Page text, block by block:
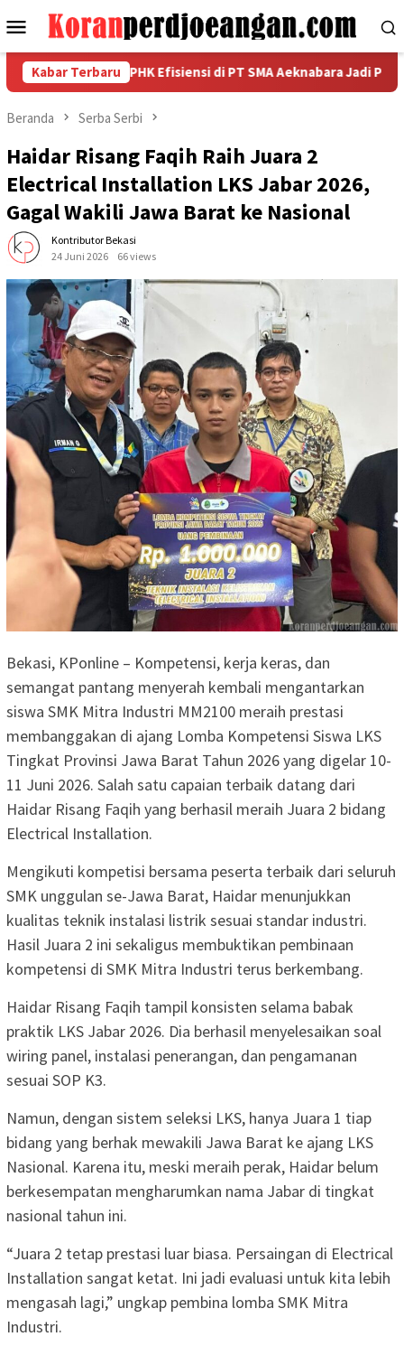
ke
Menu
Mobile
Kabar Terbaru
Nasional, PHK Efisiensi di PT SMA Aeknabara Jadi Prioritas
Beranda Serba Serbi
Haidar Risang Faqih Raih Juara 2
Electrical Installation LKS Jabar 2026,
Gagal Wakili Jawa Barat ke Nasional
Kontributor Bekasi
24 Juni 2026
66 views
Bekasi, KPonline – Kompetensi, kerja keras, dan
semangat pantang menyerah kembali mengantarkan
siswa SMK Mitra Industri MM2100 meraih prestasi
membanggakan di ajang Lomba Kompetensi Siswa LKS
Tingkat Provinsi Jawa Barat Tahun 2026 yang digelar 10-
11 Juni 2026. Salah satu capaian terbaik datang dari
Haidar Risang Faqih yang berhasil meraih Juara 2 bidang
Electrical Installation.
Mengikuti kompetisi bersama peserta terbaik dari seluruh
SMK unggulan se-Jawa Barat, Haidar menunjukkan
kualitas teknik instalasi listrik sesuai standar industri.
Hasil Juara 2 ini sekaligus membuktikan pembinaan
kompetensi di SMK Mitra Industri terus berkembang.
Haidar Risang Faqih tampil konsisten selama babak
praktik LKS Jabar 2026. Dia berhasil menyelesaikan soal
wiring panel, instalasi penerangan, dan pengamanan
sesuai SOP K3.
Namun, dengan sistem seleksi LKS, hanya Juara 1 tiap
bidang yang berhak mewakili Jawa Barat ke ajang LKS
Nasional. Karena itu, meski meraih perak, Haidar belum
berkesempatan mengharumkan nama Jabar di tingkat
nasional tahun ini.
“Juara 2 tetap prestasi luar biasa. Persaingan di Electrical
Installation sangat ketat. Ini jadi evaluasi untuk kita lebih
mengasah lagi,” ungkap pembina lomba SMK Mitra
Industri.